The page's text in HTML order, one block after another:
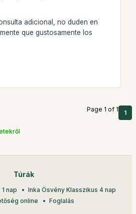
adicional, no duden en
que gustosamente los
Page 1 of 1 1
Túrák
nap
Inka Ösvény Klasszikus 4 nap
online
Foglalás